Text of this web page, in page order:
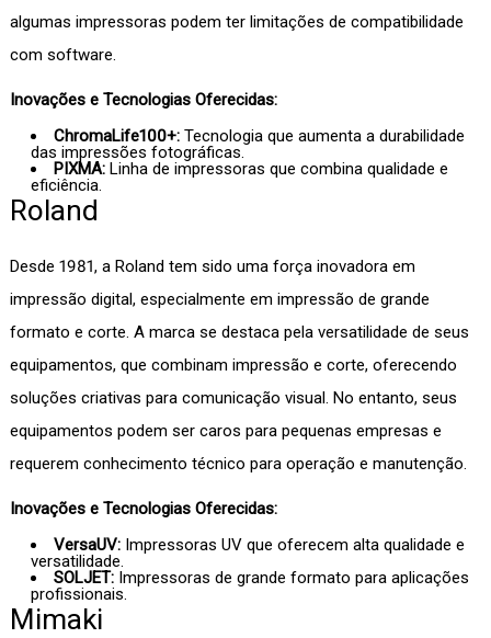
algumas impressoras podem ter limitações de compatibilidade
com software.
Inovações e Tecnologias Oferecidas:
ChromaLife100+: Tecnologia que aumenta a durabilidade
das impressões fotográficas.
PIXMA: Linha de impressoras que combina qualidade e
eficiência.
Roland
Desde 1981, a Roland tem sido uma força inovadora em
impressão digital, especialmente em impressão de grande
formato e corte. A marca se destaca pela versatilidade de seus
equipamentos, que combinam impressão e corte, oferecendo
soluções criativas para comunicação visual. No entanto, seus
equipamentos podem ser caros para pequenas empresas e
requerem conhecimento técnico para operação e manutenção.
Inovações e Tecnologias Oferecidas:
VersaUV: Impressoras UV que oferecem alta qualidade e
versatilidade.
SOLJET: Impressoras de grande formato para aplicações
profissionais.
Mimaki